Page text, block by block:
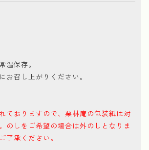
温保存。
お召し上がりください。
ておりますので、栗林庵の包装紙は対
のしをご希望の場合は外のしとなりま
了承ください。